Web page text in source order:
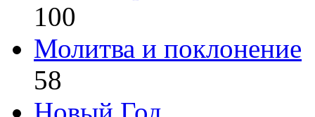
100
Молитва и поклонение
58